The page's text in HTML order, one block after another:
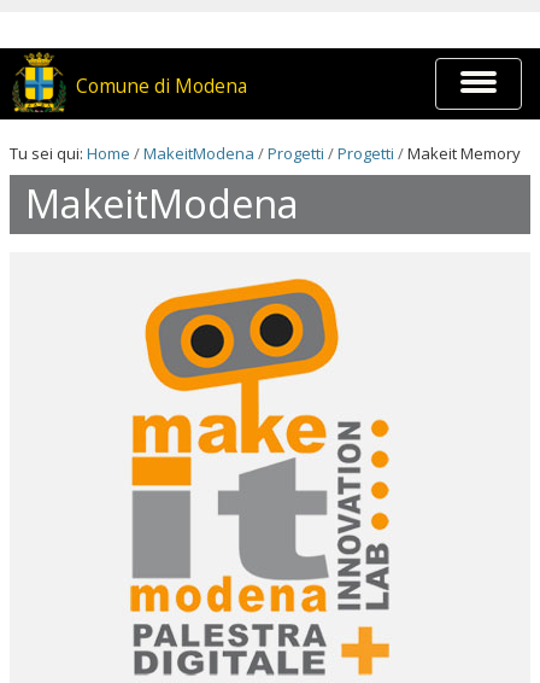
contenuti.
Salta
alla
Comune di Modena
Espandi
barra
di
Tu sei qui: Home /MakeitModena /Progetti /Progetti /Makeit Memory
MakeitModena